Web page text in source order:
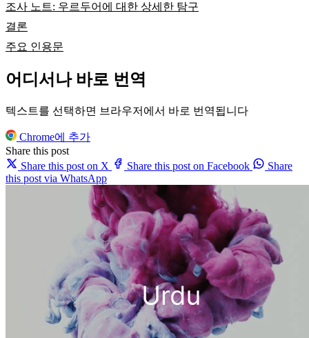
조사 노트: 우르두어에 대한 상세한 탐구
결론
주요 인용문
어디서나 바로 번역
텍스트를 선택하면 브라우저에서 바로 번역됩니다
Chrome에 추가
Share this post
Share this post on X
Share this post on Facebook
Share
this post via WhatsApp